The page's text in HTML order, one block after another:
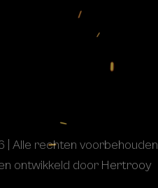
| Alle rechten voorbehouden
ontwikkeld door Hertrooy